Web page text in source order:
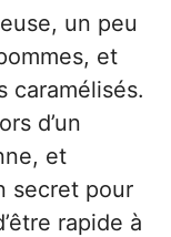
un peu
et
caramélisés.
d’un
et
secret pour
rapide à